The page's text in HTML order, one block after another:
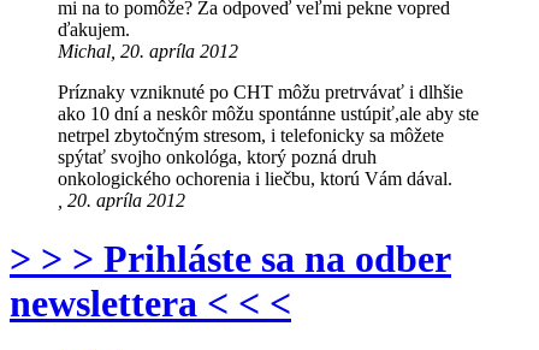
mi na to pomôže? Za odpoveď veľmi pekne vopred
ďakujem.
Michal, 20. apríla 2012
Príznaky vzniknuté po CHT môžu pretrvávať i dlhšie
ako 10 dní a neskôr môžu spontánne ustúpiť,ale aby ste
netrpel zbytočným stresom, i telefonicky sa môžete
spýtať svojho onkológa, ktorý pozná druh
onkologického ochorenia i liečbu, ktorú Vám dával.
, 20. apríla 2012
> > > Prihláste sa na odber
newslettera < < <